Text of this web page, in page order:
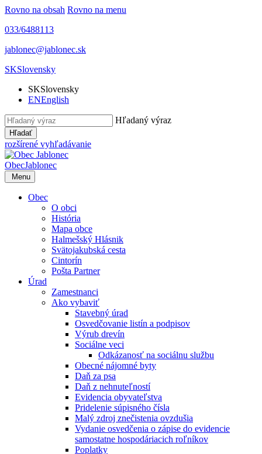
Rovno na obsah Rovno na menu
033/6488113
jablonec@jablonec.sk
SKSlovensky
SKSlovensky
ENEnglish
Hľadaný výraz
Hľadať
rozšírené vyhľadávanie
ObecJablonec
Menu
Obec
O obci
História
Mapa obce
Halmešský Hlásnik
Svätojakubská cesta
Cintorín
Pošta Partner
Úrad
Zamestnanci
Ako vybaviť
Stavebný úrad
Osvedčovanie listín a podpisov
Výrub drevín
Sociálne veci
Odkázanosť na sociálnu službu
Obecné nájomné byty
Daň za psa
Daň z nehnuteľností
Evidencia obyvateľstva
Pridelenie súpisného čísla
Malý zdroj znečistenia ovzdušia
Vydanie osvedčenia o zápise do evidencie
samostatne hospodáriacich roľníkov
Poplatky